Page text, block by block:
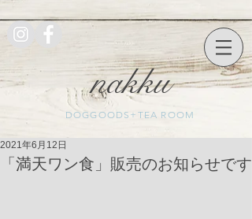
nakku
DOGGOODS+TEA ROOM
「満天ワン食」販売のお知らせです
2021年6月12日